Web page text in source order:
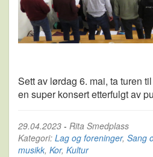
Sett av lørdag 6. mai, ta turen
en super konsert etterfulgt av
29.04.2023 - Rita Smedplass
Kategori: Lag og foreninger, Sang
musikk, Kor, Kultur